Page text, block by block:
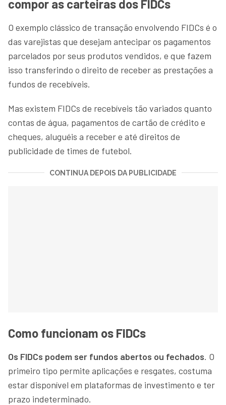
compor as carteiras dos FIDCs
O exemplo clássico de transação envolvendo FIDCs é o
das varejistas que desejam antecipar os pagamentos
parcelados por seus produtos vendidos, e que fazem
isso transferindo o direito de receber as prestações a
fundos de recebíveis.
Mas existem FIDCs de recebíveis tão variados quanto
contas de água, pagamentos de cartão de crédito e
cheques, aluguéis a receber e até direitos de
publicidade de times de futebol.
CONTINUA DEPOIS DA PUBLICIDADE
Como funcionam os FIDCs
Os FIDCs podem ser fundos abertos ou fechados. O
primeiro tipo permite aplicações e resgates, costuma
estar disponível em plataformas de investimento e ter
prazo indeterminado.